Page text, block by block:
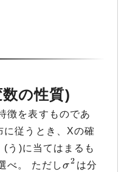
の性質)
徴を表すものであ
に従うとき、Xの確
う)に当てはまるも
べ。 ただし\sigma ^2
σ2 は分